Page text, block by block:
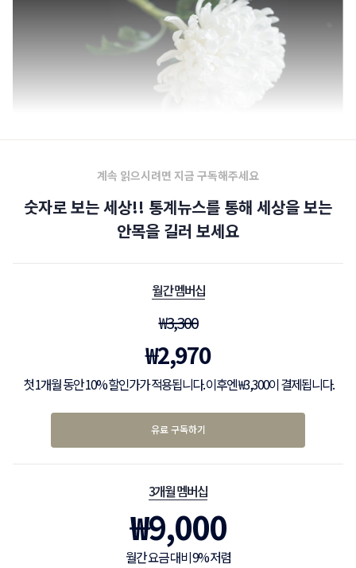
계속 읽으시려면 지금 구독해주세요
숫자로 보는 세상!! 통계뉴스를 통해 세상을 보는
안목을 길러 보세요
월간 멤버십
₩3,300
₩2,970
첫 1개월 동안 10% 할인가가 적용됩니다. 이후엔 ₩3,300이 결제됩니다.
유료 구독하기
3개월 멤버십
₩9,000
월간 요금 대비 9% 저렴